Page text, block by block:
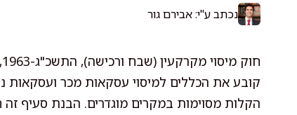
נכתב ע"י: אבירם גור
הקלות מסוימות במקרים מוגדרים. הבנת סעיף